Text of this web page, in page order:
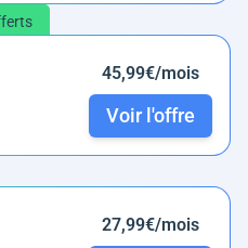
45,99€/mois
Voir l'offre
27,99€/mois